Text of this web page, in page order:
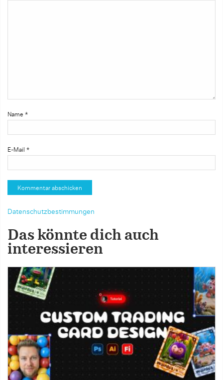
Name *
E-Mail *
Datenschutzbestimmungen
Das könnte dich auch
interessieren